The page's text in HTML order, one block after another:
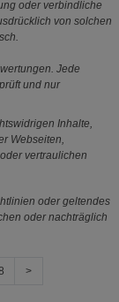
oder verbindliche
von solchen
Jede
und nur
Inhalte,
Webseiten,
vertraulichen
oder geltendes
oder nachträglich
>